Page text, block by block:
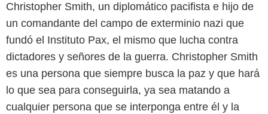
Christopher Smith, un diplomático pacifista e hijo de
un comandante del campo de exterminio nazi que
fundó el Instituto Pax, el mismo que lucha contra
dictadores y señores de la guerra. Christopher Smith
es una persona que siempre busca la paz y que hará
lo que sea para conseguirla, ya sea matando a
cualquier persona que se interponga entre él y la
Netflix